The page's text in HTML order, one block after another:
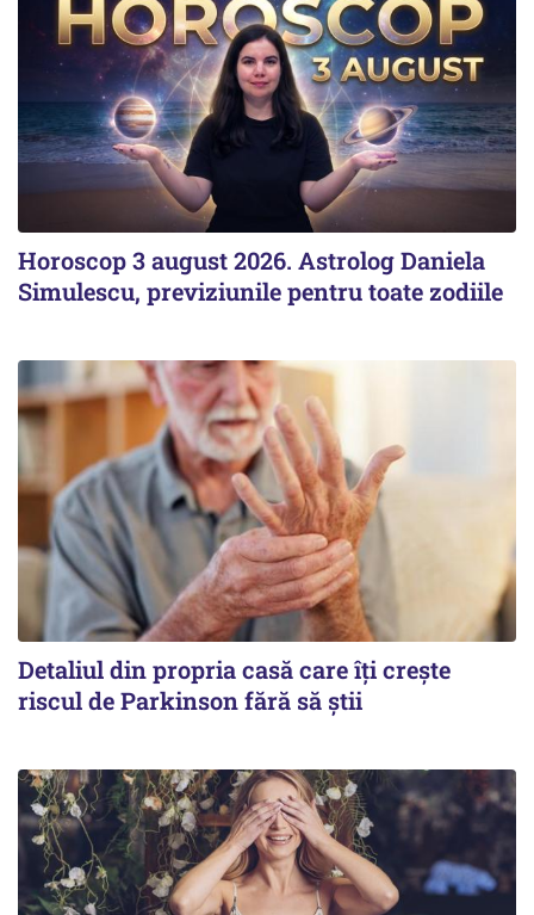
Horoscop 3 august 2026. Astrolog Daniela
Simulescu, previziunile pentru toate zodiile
Detaliul din propria casă care îți crește
riscul de Parkinson fără să știi